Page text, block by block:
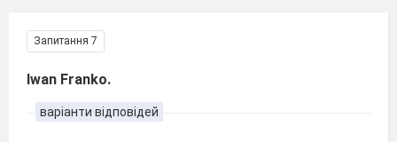
Запитання 7
Iwan Franko.
варіанти відповідей